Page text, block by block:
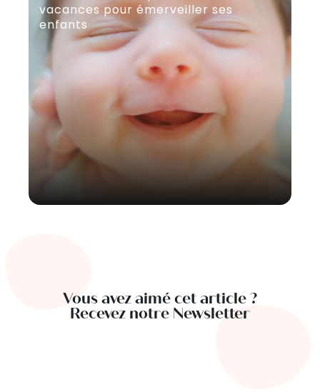
vacances pour émerveiller ses
enfants
Vous avez aimé cet article ?
Recevez notre Newsletter